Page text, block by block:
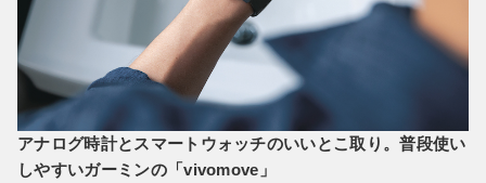
アナログ時計とスマートウォッチのいいとこ取り。普段使い
しやすいガーミンの「vivomove」